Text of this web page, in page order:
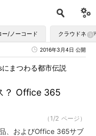
ー/ノーコード クラウドネイ
2016年3月4日 公開
？ Office 365
まつわる都市伝説
（1/2 ページ）
、およびOffice 365サブ